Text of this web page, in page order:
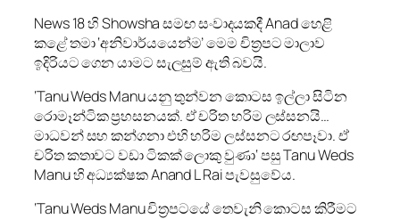
News 18 හි Showsha සමඟ සංවාදයකදී Anad හෙළි
කළේ තමා ‘අනිවාර්යයෙන්ම’ මෙම චිත්‍රපට මාලාව
ඉදිරියට ගෙන යාමට සැලසුම් ඇති බවයි.
‘Tanu Weds Manu යනු තුන්වන කොටස ඉල්ලා සිටින
රොමෑන්ටික ප්‍රහසනයක්. ඒ චරිත හරිම ලස්සනයි…
මාධවන් සහ කන්ගනා එහි හරිම ලස්සනට රඟපෑවා. ඒ
චරිත කතාවට වඩා ටිකක් ලොකු වුණා‘ පසු Tanu Weds
Manu හි අධ්‍යක්ෂක Anand L Rai පැවසුවේය.
‘Tanu Weds Manu චිත්‍රපටයේ තෙවැනි කොටස කිරීමට